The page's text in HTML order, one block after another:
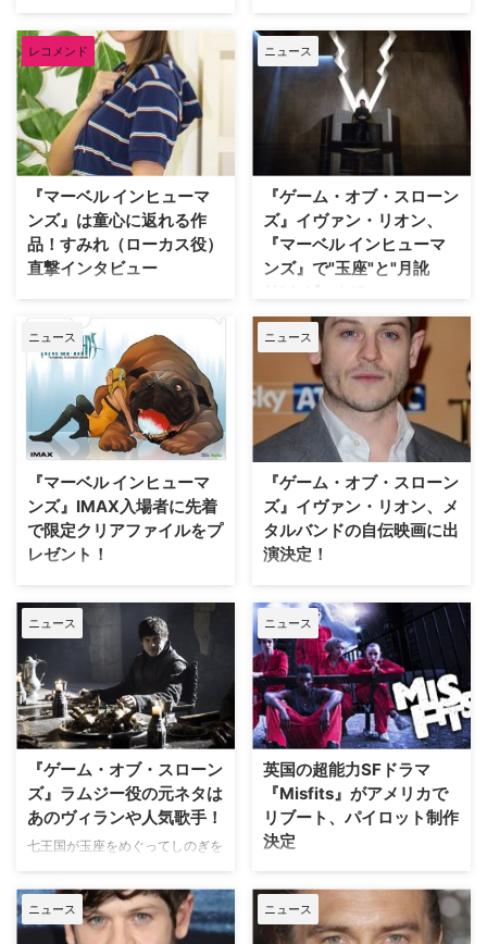
演じる威厳たっぷりのローマ皇帝
の姿を含めた予告映像と場面写真
が解禁。 『激情のコロッセオ 死
にゆく者 …
2019年5月に第八章をもって幕を
閉じた米HBOのファンタジー大
河ドラマ『ゲーム・オブ・スロー
ンズ』のキャスト5人が、リユニ
オンを果たすことが分かった。米
Screen Rantが報じている。 彼ら
は6月18日（木）から20日（土）
にかけて、貧困層の子どもたちに
「Red Nose Day」の…
大ヒット大河ファンタジードラマ
『ゲーム・オブ・スローンズ』
で、第三章から悪役のラムジー・
ボルトンを演じたイヴァン・リオ
ンが、米Starzの神をテーマにし
た『アメリカン・ゴッズ』シーズ
ン3に出演することが明らかとな
った。 英作家ニール・ゲイマン
ン・ゴッズ』は、北欧神話やイン
ド神話などに登場す…
レコメンド
『マーベル インヒューマ
ンズ』は童心に返れる作
品！すみれ（ローカス役）
直撃インタビュー
IMAXで期間限定公開、Dlifeで全
信が決定した大注目のスーパーヒ
ーロードラマ『マーベル インヒ
ューマンズ』。これまで語られる
ことのなかったインヒューマンズ
（超人類）が住む王国のロイヤル
ファミリーが経験する壮大な冒険
を描くこの新シリーズは3月3日
（土）より全国無料のBSテレビ
局Dlif…
ニュース
『ゲーム・オブ・スローン
ズ』イヴァン・リオン、
『マーベル インヒューマ
ンズ』で"玉座"と"月訛
り"をゲット!?
大ヒット大河ファンタジー『ゲー
ム・オブ・スローンズ』のラムジ
ー役で知られるイヴァン・リオ
ン。彼が、全国のIMAX劇場（一
部劇場を除く）で先行上映中の新
作ドラマ『マーベル インヒュー
マンズ』での役作りについて語っ
ているのでご紹介しよう。 【関
連記事】ラムジーやジェイミー、
ブライエニーも登場！『ゲーム・
オブ・スローンズ』主…
ニュース
『マーベル インヒューマ
ンズ』IMAX入場者に先着
で限定クリアファイルをプ
レゼント！
マーベルが新たに贈るドラマシリ
ーズ最新作『マーベル インヒュ
ーマンズ』は第一章が本日2月2
日（金）から2月8日（木）まで
全国のIMAX劇場（一部劇場を除
く）にて先行上映され、全エピソ
ードがその後、3月3日（土）よ
りDlife、3月10日（土）より
度、IMAXでの先行上映を記念
し、入場者プレ…
ニュース
『ゲーム・オブ・スローン
ズ』イヴァン・リオン、メ
タルバンドの自伝映画に出
演決定！
世界中で大ヒットを放っている大
河ファンタジードラマ『ゲーム・
オブ・スローンズ』（以下
『GOT』）。本作でラムジー・
スノウを演じたイヴァン・リオン
が、メタルバンドの自伝映画に出
演することが分かった。英Digital
Spyが報じている。 【関連記事】
ムジー役の元ネタはあのヴィラン
や人気歌手！…
ニュース
『ゲーム・オブ・スローン
ズ』ラムジー役の元ネタは
あのヴィランや人気歌手！
七王国が玉座をめぐってしのぎを
ーム・オブ・スローンズ』（以下
『GOT』）で、ラムジー・スノ
ウを演じたイヴァン・リオン。同
ニュース
英国の超能力SFドラマ
『Misfits』がアメリカで
リブート、パイロット制作
決定
2009年から2013年にかけて5シ
ーズンにわたり放送された英国の
超能力SFドラマ『Misfits／ミス
フィッツ – 俺たちエスパー！』。
ニュース ニュース